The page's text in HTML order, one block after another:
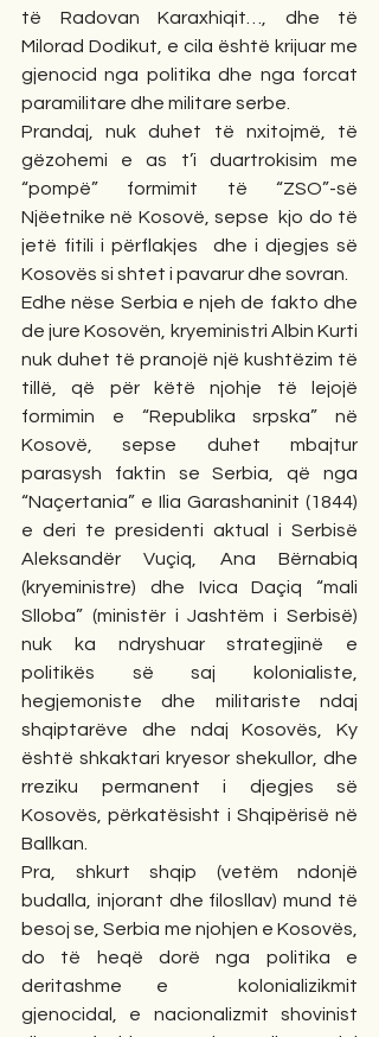
të Radovan Karaxhiqit…, dhe të
Milorad Dodikut, e cila është krijuar me
gjenocid nga politika dhe nga forcat
paramilitare dhe militare serbe.
Prandaj, nuk duhet të nxitojmë, të
gëzohemi e as t’i duartrokisim me
“pompë” formimit të “ZSO”-së
Njëetnike në Kosovë, sepse  kjo do të
jetë fitili i përflakjes  dhe i djegjes së
Kosovës si shtet i pavarur dhe sovran.
Edhe nëse Serbia e njeh de fakto dhe
de jure Kosovën, kryeministri Albin Kurti
nuk duhet të pranojë një kushtëzim të
tillë, që për këtë njohje të lejojë
formimin e “Republika srpska” në
Kosovë, sepse duhet mbajtur
parasysh faktin se Serbia, që nga
“Naçertania” e Ilia Garashaninit (1844)
e deri te presidenti aktual i Serbisë
Aleksandër Vuçiq, Ana Bërnabiq
(kryeministre) dhe Ivica Daçiq “mali
Slloba” (ministër i Jashtëm i Serbisë)
nuk ka ndryshuar strategjinë e
politikës së saj kolonialiste,
hegjemoniste dhe militariste ndaj
shqiptarëve dhe ndaj Kosovës, Ky
është shkaktari kryesor shekullor, dhe
rreziku permanent i djegjes së
Kosovës, përkatësisht i Shqipërisë në
Ballkan.
Pra, shkurt shqip (vetëm ndonjë
budalla, injorant dhe filosllav) mund të
besoj se, Serbia me njohjen e Kosovës,
do të heqë dorë nga politika e
deritashme e  kolonializikmit
gjenocidal, e nacionalizmit shovinist